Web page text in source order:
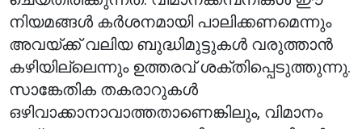
നിയമങ്ങൾ കർശനമായി പാലിക്കണമെന്നും
അവയ്ക്ക് വലിയ ബുദ്ധിമുട്ടുകൾ വരുത്താൻ
കഴിയില്ലെന്നും ഉത്തരവ് ശക്തിപ്പെടുത്തുന്നു.
സാങ്കേതിക തകരാറുകൾ
ഒഴിവാക്കാനാവാത്തതാണെങ്കിലും, വിമാനം